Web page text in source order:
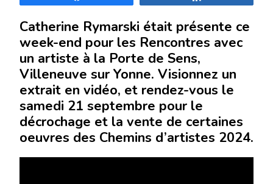
Catherine Rymarski était présente ce
week-end pour les Rencontres avec
un artiste à la Porte de Sens,
Villeneuve sur Yonne. Visionnez un
extrait en vidéo, et rendez-vous le
samedi 21 septembre pour le
décrochage et la vente de certaines
oeuvres des Chemins d’artistes 2024.